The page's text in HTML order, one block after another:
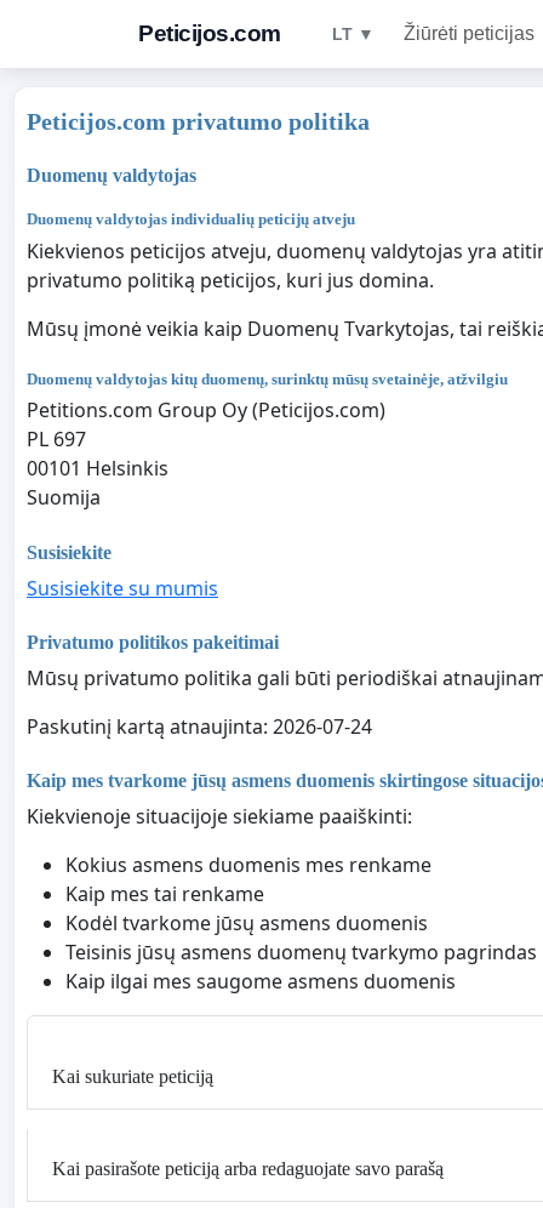
Peticijos.com LT ▼ Žiūrėti peticijas
Peticijos.com privatumo politika
Duomenų valdytojas
Duomenų valdytojas individualių peticijų atveju
Kiekvienos peticijos atveju, duomenų valdytojas yra
privatumo politiką peticijos, kuri jus domina.
Mūsų įmonė veikia kaip Duomenų Tvarkytojas, tai
Duomenų valdytojas kitų duomenų, surinktų mūsų svetainėje, atžvilgiu
Petitions.com Group Oy (Peticijos.com)
PL 697
00101 Helsinkis
Suomija
Susisiekite
Susisiekite su mumis
Privatumo politikos pakeitimai
Mūsų privatumo politika gali būti periodiškai
Paskutinį kartą atnaujinta: 2026-07-24
Kaip mes tvarkome jūsų asmens duomenis skirtingose
Kiekvienoje situacijoje siekiame paaiškinti:
Kokius asmens duomenis mes renkame
Kaip mes tai renkame
Kodėl tvarkome jūsų asmens duomenis
Teisinis jūsų asmens duomenų tvarkymo pagrindas
Kaip ilgai mes saugome asmens duomenis
Kai sukuriate peticiją
Kai pasirašote peticiją arba redaguojate savo parašą